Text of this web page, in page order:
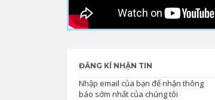
ĐĂNG KÍ NHẬN TIN
Nhập email của bạn để nhận thông
báo sớm nhất của chúng tôi